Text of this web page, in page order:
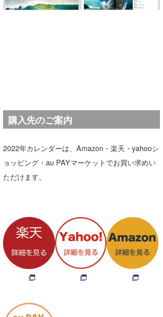
購入先のご案内
2022年カレンダーは、Amazon・楽天・yahooシ
ョッピング・au PAYマーケットでお買い求めい
ただけます。
KY
mitz
OYZ
Soulman
waka☆=
たっちー